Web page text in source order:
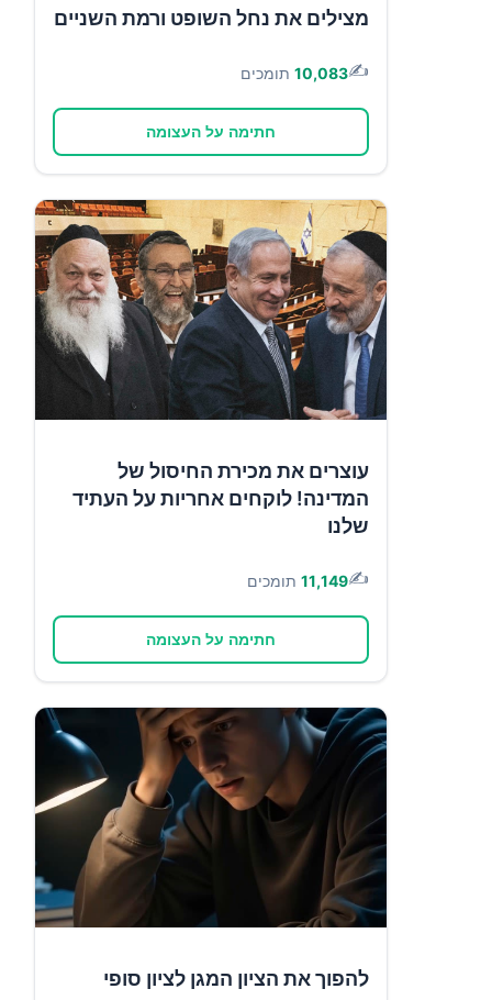
מצילים את נחל השופט ורמת השניים
✍️
10,083 תומכים
חתימה על העצומה
עוצרים את מכירת החיסול של
המדינה! לוקחים אחריות על העתיד
שלנו
✍️
11,149 תומכים
חתימה על העצומה
להפוך את הציון המגן לציון סופי